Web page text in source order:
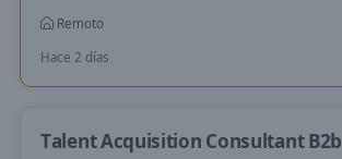
Remoto
Hace 2 días
Talent Acquisition Consultant B2b